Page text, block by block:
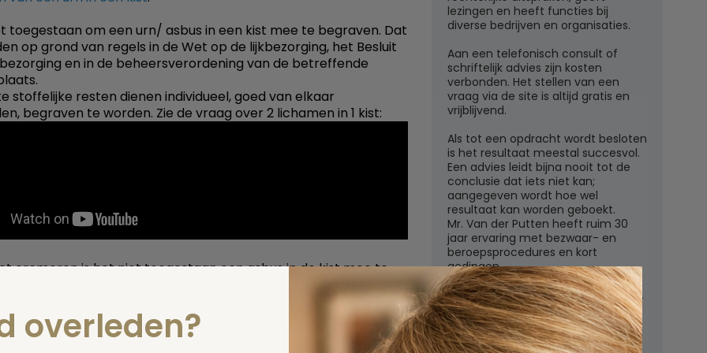
toegestaan om een urn/ asbus in een kist mee te begraven. Dat
op grond van regels in de Wet op de lijkbezorging, het Besluit
en in de beheersverordening van de betreffende
stoffelijke resten dienen individueel, goed van elkaar
begraven te worden. Zie de vraag over 2 lichamen in 1 kist:
cremeren is het niet toegestaan een asbus in de kist mee te
moet apart worden gecremeerd; dat is een waarborg in
Asbus in graf/kist; waar staat dat
.
lezingen en heeft functies bij
diverse bedrijven en organisaties.
Aan een telefonisch consult of
schriftelijk advies zijn kosten
verbonden. Het stellen van een
vraag via de site is altijd gratis en
vrijblijvend.
Als tot een opdracht wordt besloten
is het resultaat meestal succesvol.
Een advies leidt bijna nooit tot de
conclusie dat iets niet kan;
aangegeven wordt hoe wel
resultaat kan worden geboekt.
Mr. Van der Putten heeft ruim 30
jaar ervaring met bezwaar- en
beroepsprocedures en kort
gedingen.
Juridisch adviesbureau mr. W.G.H.M.
van der Putten c.s.
Zutphensestraatweg 7
6881 WN Velp (Gld)
overleden?